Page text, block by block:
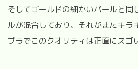
そしてゴールドの細かいパールと同
ルが混合しており、それがまたキラ
プラでこのクオリティは正直にスゴ